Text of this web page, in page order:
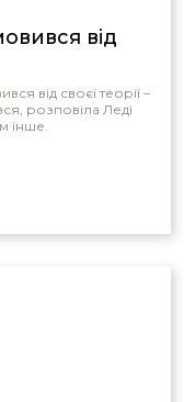
від
від своєї теорії –
розповіла Леді
інше.